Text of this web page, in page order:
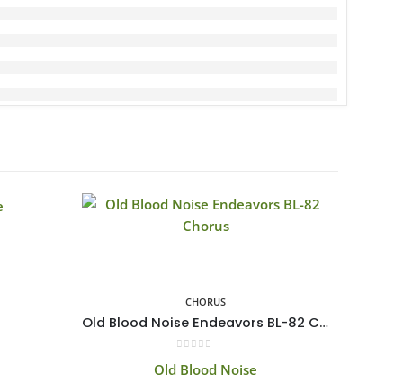
CHORUS
Old Blood Noise Endeavors BL-82 Chorus
Old Blood Noise